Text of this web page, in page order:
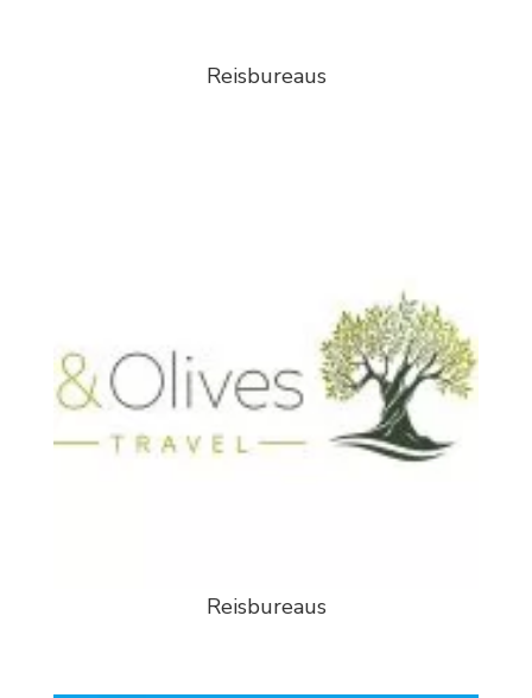
Reisbureaus
Reisbureaus